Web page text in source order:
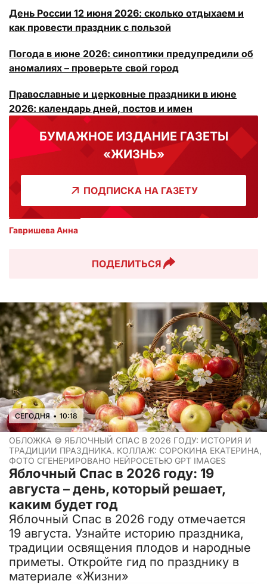
День России 12 июня 2026: сколько отдыхаем и
как провести праздник с пользой
Погода в июне 2026: синоптики предупредили об
аномалиях – проверьте свой город
Православные и церковные праздники в июне
2026: календарь дней, постов и имен
БУМАЖНОЕ ИЗДАНИЕ ГАЗЕТЫ
«ЖИЗНЬ»
ПОДПИСКА НА ГАЗЕТУ
Гавришева Анна
ПОДЕЛИТЬСЯ
СЕГОДНЯ • 10:18
ОБЛОЖКА © ЯБЛОЧНЫЙ СПАС В 2026 ГОДУ: ИСТОРИЯ И
ТРАДИЦИИ ПРАЗДНИКА. КОЛЛАЖ: СОРОКИНА ЕКАТЕРИНА,
ФОТО СГЕНЕРИРОВАНО НЕЙРОСЕТЬЮ GPT IMAGES
Яблочный Спас в 2026 году: 19
августа – день, который решает,
каким будет год
Яблочный Спас в 2026 году отмечается
19 августа. Узнайте историю праздника,
традиции освящения плодов и народные
приметы. Откройте гид по празднику в
материале «Жизни»